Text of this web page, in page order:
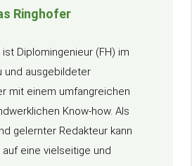
Ringhofer
Diplomingenieur (FH) im
und ausgebildeter
mit einem umfangreichen
Know-how. Als
gelernter Redakteur kann
eine vielseitige und